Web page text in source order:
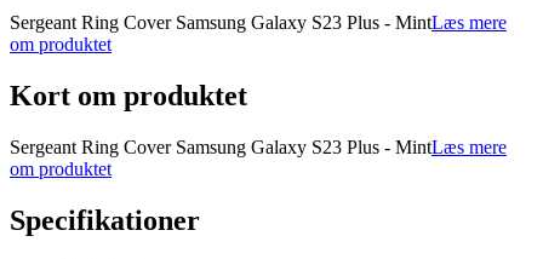
Sergeant Ring Cover Samsung Galaxy S23 Plus - MintLæs mere
om produktet
Kort om produktet
Sergeant Ring Cover Samsung Galaxy S23 Plus - MintLæs mere
om produktet
Specifikationer